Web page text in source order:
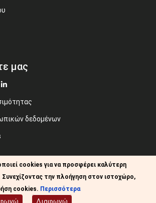
μας
δεδομένων
designed by Freepik
cookies για να προσφέρει καλύτερη
Συνεχίζοντας την πλοήγηση στον ιστοχώρο,
cookies. Περισσότερα